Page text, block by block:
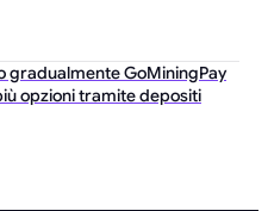
gradualmente GoMiningPay
opzioni tramite depositi